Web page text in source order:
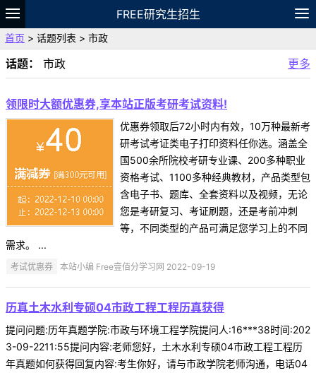
FREE研究生招生
题库
故事 专题
VIP
资料
首页 > 话题列表 > 市政
话题： 市政 更多
领限时大额优惠券,享本站正版考研考试资料!
优惠券领取后72小时内有效，10万种最新考
研考试考证类电子打印资料任你选。涵盖全
国500余所院校考研专业课、200多种职业
资格考试、1100多种经典教材，产品类型包
含电子书、题库、全套资料以及视频，无论
您是考研复习、考证刷题，还是考前冲刺
等，不同类型的产品可满足您学习上的不同
需求。 ...
考试优惠券 本站小编 Free壹佰分学习网 2022-09-19
历真土木水利专硕04市政工程工程历真获得
提问问题:历年真题学院:市政与环境工程学院提问人:16***38时间:202
3-09-2211:55提问内容:老师您好，土木水利专硕04市政工程工程历
年真题如何获得回复内容:考生你好，请与市政学院老师沟通，电话04